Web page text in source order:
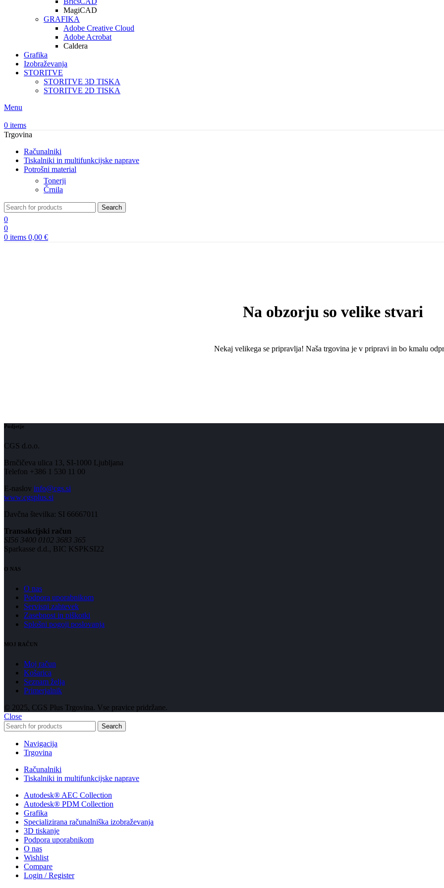
MagiCAD
GRAFIKA
Adobe Creative Cloud
Adobe Acrobat
Caldera
Grafika
Izobraževanja
STORITVE
STORITVE 3D TISKA
STORITVE 2D TISKA
Menu
0 items
Trgovina
Računalniki
Tiskalniki in multifunkcijske naprave
Potrošni material
Tonerji
Črnila
Search
0
0
0 items 0,00 €
Na obzorju so velike stvari
Nekaj ​​velikega se pripravlja! Naša trgovina je v pripravi in ​​bo kmalu
Podjetje
CGS d.o.o.
Brnčičeva ulica 13, SI-1000 Ljubljana
Telefon +386 1 530 11 00
E-naslov info@cgs.si
www.cgsplus.si
Davčna številka: SI 66667011
Transakcijski račun
SI56 3400 0102 3683 365
Sparkasse d.d., BIC KSPKSI22
O NAS
O nas
Podpora uporabnikom
Servisni zahtevek
Zasebnost in piškotki
Splošni pogoji poslovanja
MOJ RAČUN
Moj račun
Košarica
Seznam želja
Primerjalnik
© 2025, CGS Plus Trgovina. Vse pravice pridržane.
Close
Search
Navigacija
Trgovina
Računalniki
Tiskalniki in multifunkcijske naprave
Autodesk® AEC Collection
Autodesk® PDM Collection
Grafika
Specializirana računalniška izobraževanja
3D tiskanje
Podpora uporabnikom
O nas
Wishlist
Compare
Login / Register